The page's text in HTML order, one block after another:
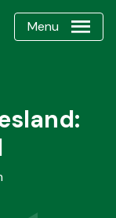
Menu